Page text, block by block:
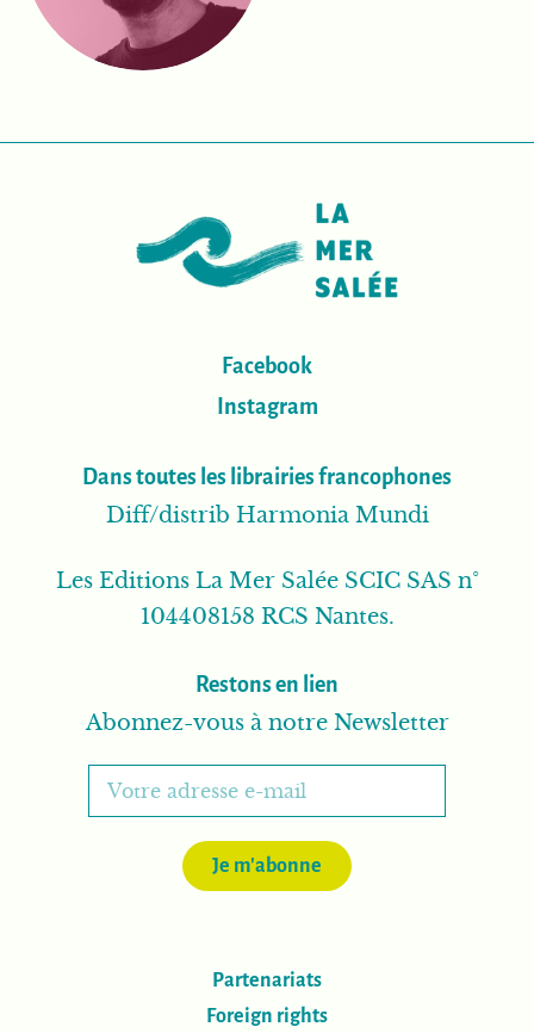
Facebook
Instagram
Dans toutes les librairies francophones
Diff/distrib Harmonia Mundi
Les Editions La Mer Salée SCIC SAS n°
104408158 RCS Nantes.
Restons en lien
Abonnez-vous à notre Newsletter
Je m'abonne
Partenariats
Foreign rights